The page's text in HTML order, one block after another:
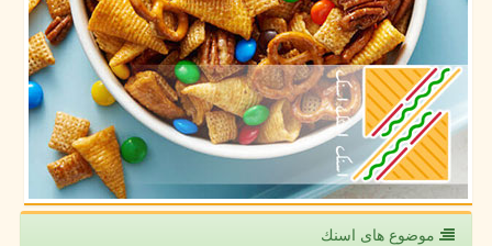
موضوع های اسنك